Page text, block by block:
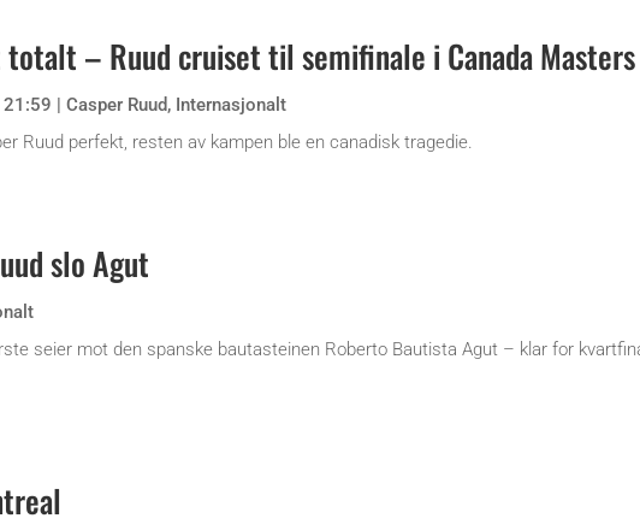
– Ruud cruiset til semifinale i Canada Masters
21:59 | Casper Ruud, Internasjonalt
Ruud perfekt, resten av kampen ble en canadisk tragedie.
slo Agut
seier mot den spanske bautasteinen Roberto Bautista Agut – klar for